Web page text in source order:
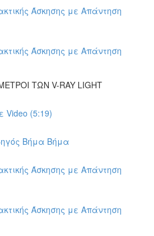
Άσκησης με Απάντηση
Άσκησης με Απάντηση
ΤΩΝ V-RAY LIGHT
Video (5:19)
Βήμα Βήμα
Άσκησης με Απάντηση
Άσκησης με Απάντηση